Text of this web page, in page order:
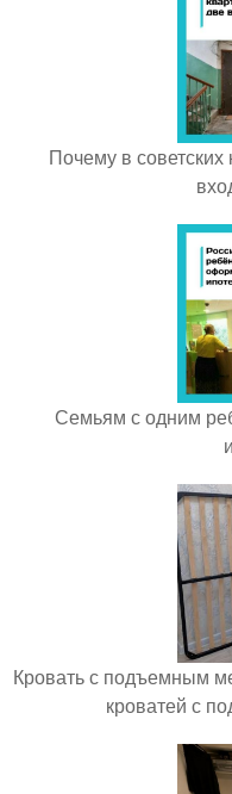
Почему в советских
Семьям с одним
Кровать с подъемным
кроватей с